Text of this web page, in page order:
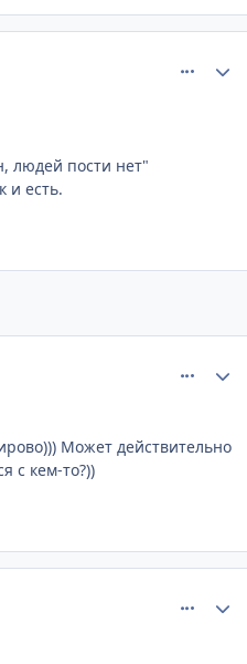
людей пости нет"
и есть.
Может действительно
с кем-то?))